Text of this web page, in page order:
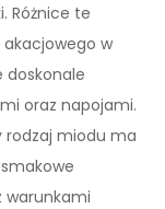
Różnice te
akacjowego w
doskonale
oraz napojami.
rodzaj miodu ma
warunkami